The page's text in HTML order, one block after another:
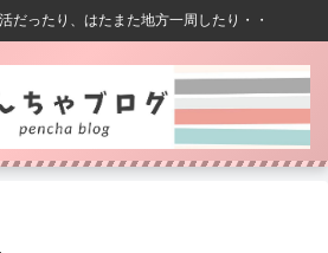
だったり、はたまた地方一周したり・・